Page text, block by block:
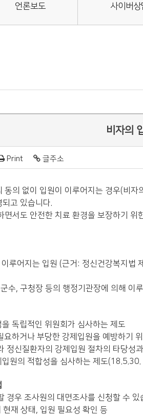
언론보도 사이버상
비자의
Print 글주소
동의 없이 입원이 이루어지는 경우(비
되고 있습니다.
면서도 안전한 치료 환경을 보장하기 위
루어지는 입원 (근거: 정신건강복지법
수, 구청장 등의 행정기관장에 의해 이
독립적인 위원회가 심사하는 제도
하거나 부당한 강제입원을 예방하기
정신질환자의 강제입원 절차의 타당성
원의 적합성을 심사하는 제도(18.5.30.
경우 조사원의 대면조사를 신청할 수 있
재 상태, 입원 필요성 확인 등